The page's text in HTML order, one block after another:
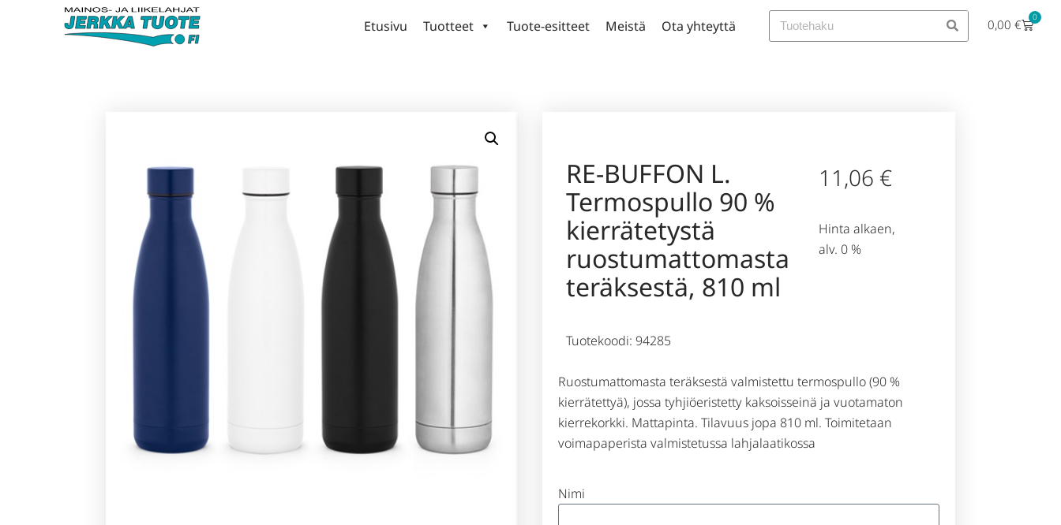
Etusivu Tuotteet Tuote-esitteet Meistä Ota yhteyttä 0,00€ 0
RE-BUFFON L.
Termospullo 90 %
kierrätetystä
ruostumattomasta
teräksestä, 810 ml
Tuotekoodi: 94285
11,06 €
Hinta alkaen,
alv. 0 %
Ruostumattomasta teräksestä valmistettu termospullo (90 %
kierrätettyä), jossa tyhjiöeristetty kaksoisseinä ja vuotamaton
kierrekorkki. Mattapinta. Tilavuus jopa 810 ml. Toimitetaan
voimapaperista valmistetussa lahjalaatikossa
Nimi